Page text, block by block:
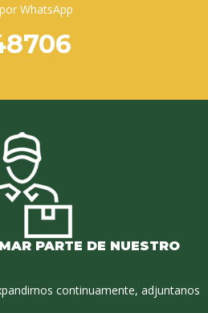
WhatsApp
PARTE DE NUESTRO
continuamente, adjuntanos